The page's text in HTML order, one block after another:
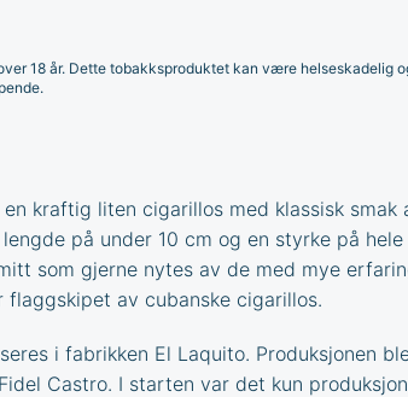
18 år. Dette tobakksproduktet kan være helseskadelig
kraftig liten cigarillos med klassisk smak
på under 10 cm og en styrke på
som gjerne nytes av de med mye
flaggskipet av cubanske cigarillos.
i fabrikken El Laquito. Produksjonen
Castro. I starten var det kun